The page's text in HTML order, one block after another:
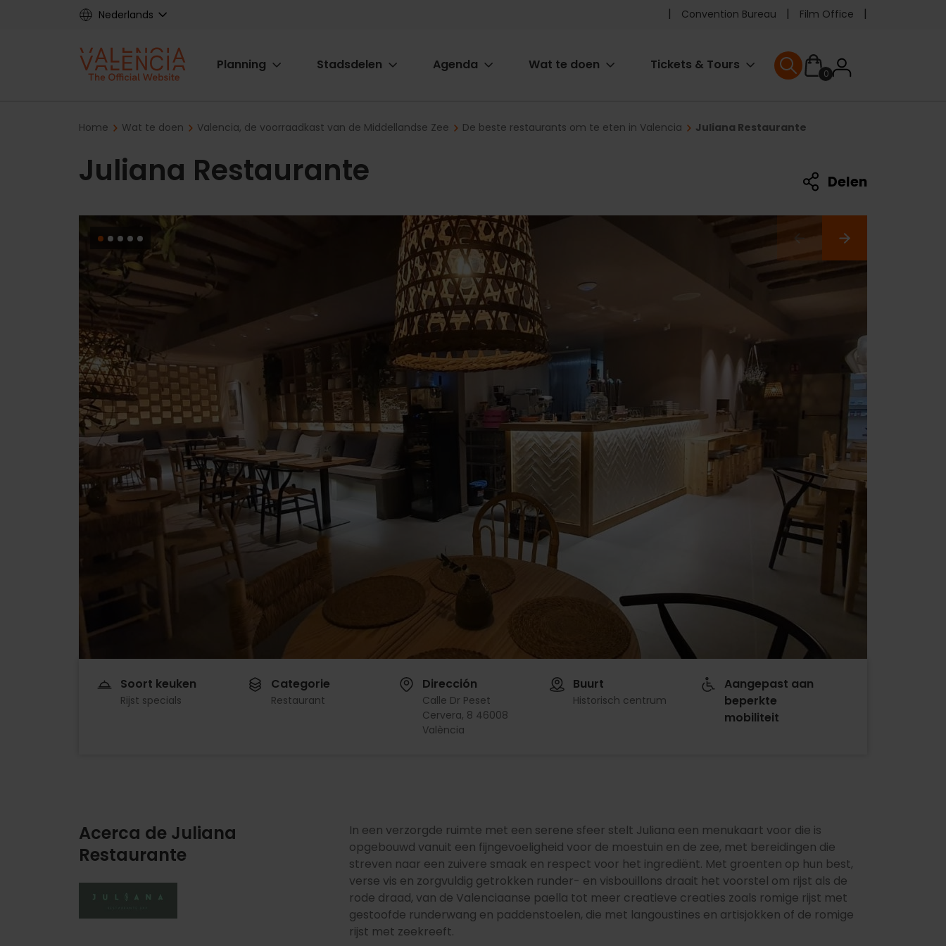
Nederlands
Pre
header
Convention Bureau Film Office
Main
Planning Stadsdelen Agenda Wat te doen Tickets & Tours
0User
User menu
Breadcrumb
Home Wat te doen Valencia, de voorraadkast van de Middellandse Zee De beste restaurants om te eten in Valencia Juliana Restaurante
Juliana Restaurante Delen
Soort keuken
Rijst specials
Categorie
Restaurant
Dirección
Calle Dr Peset
Cervera, 8 46008
València
Buurt
Historisch centrum
Aangepast aan
beperkte
mobiliteit
Acerca de Juliana
Restaurante
Imagen
In een verzorgde ruimte met een serene sfeer stelt Juliana een menukaart voor die is
opgebouwd vanuit een fijngevoeligheid voor de moestuin en de zee, met bereidingen die
streven naar een zuivere smaak en respect voor het ingrediënt. Met groenten op hun best,
verse vis en zorgvuldig getrokken runder- en visbouillons draait het voorstel om rijst als de
rode draad, van de Valenciaanse paella tot meer creatieve creaties zoals romige rijst met
gestoofde runderwang en paddenstoelen, die met langoustines en artisjokken of de romige
rijst met zeekreeft.